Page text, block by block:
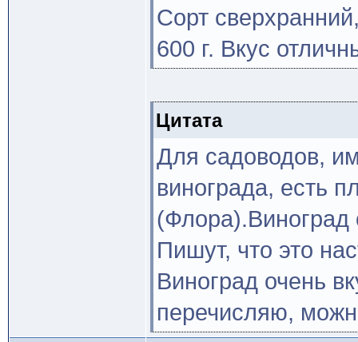
Сорт
600 г. Вкус
Цитата
Для садоводов,
винограда, есть
(Флора).Виноград
Пишут, что это
Виноград очень
перечисляю,